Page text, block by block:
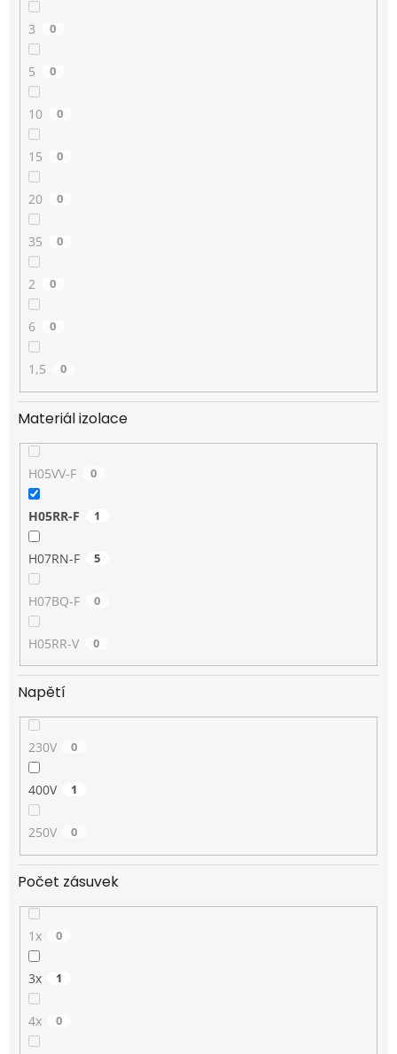
3 0
5 0
10 0
15 0
20 0
35 0
2 0
6 0
1,5 0
Materiál izolace
H05VV-F 0
H05RR-F 1
H07RN-F 5
H07BQ-F 0
H05RR-V 0
Napětí
230V 0
400V 1
250V 0
Počet zásuvek
1x 0
3x 1
4x 0